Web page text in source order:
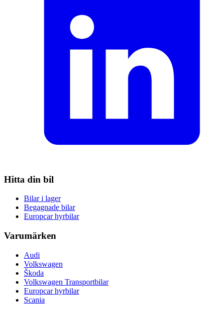
Hitta din bil
Bilar i lager
Begagnade bilar
Europcar hyrbilar
Varumärken
Audi
Volkswagen
Škoda
Volkswagen Transportbilar
Europcar hyrbilar
Scania